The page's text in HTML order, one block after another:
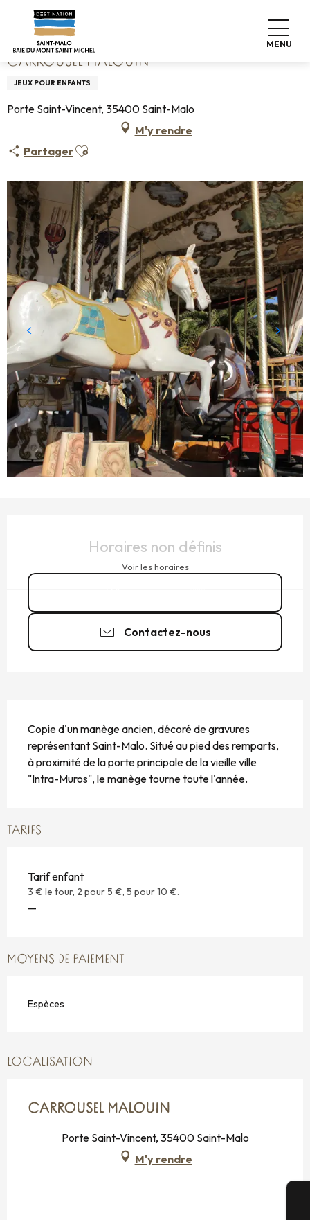
contenu
principal
MENU
Accueil Carrousel Malouin
CARROUSEL MALOUIN
JEUX POUR ENFANTS
Porte Saint-Vincent, 35400 Saint-Malo
M'y rendre
PartagerAjouter aux favoris
Horaires non définis
Voir les horaires
Contactez-nous
Copie d'un manège ancien, décoré de gravures
représentant Saint-Malo. Situé au pied des remparts,
à proximité de la porte principale de la vieille ville
"Intra-Muros", le manège tourne toute l'année.
TARIFS
Tarif enfant
3 € le tour, 2 pour 5 €, 5 pour 10 €.
—
MOYENS DE PAIEMENT
Espèces
LOCALISATION
CARROUSEL MALOUIN
Porte Saint-Vincent, 35400 Saint-Malo
M'y rendre